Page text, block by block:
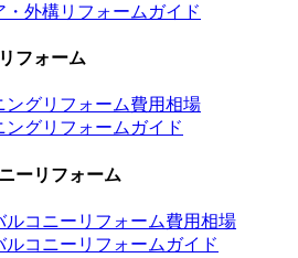
・外構リフォームガイド
フォーム
ングリフォーム費用相場
ングリフォームガイド
ーリフォーム
ルコニーリフォーム費用相場
ルコニーリフォームガイド